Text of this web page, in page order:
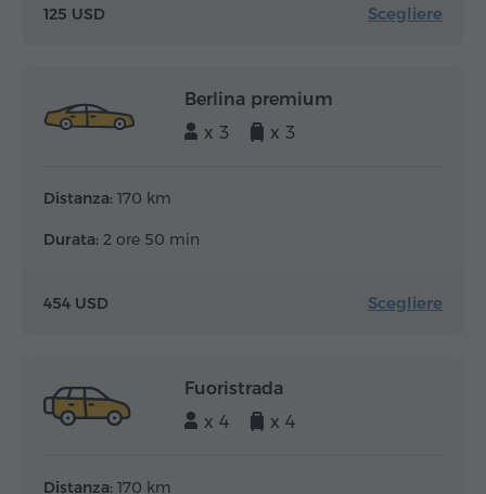
125 USD Scegliere
Berlina premium
x 3
x 3
Distanza: 170 km
Durata: 2 ore 50 min
454 USD Scegliere
Fuoristrada
x 4
x 4
Distanza: 170 km